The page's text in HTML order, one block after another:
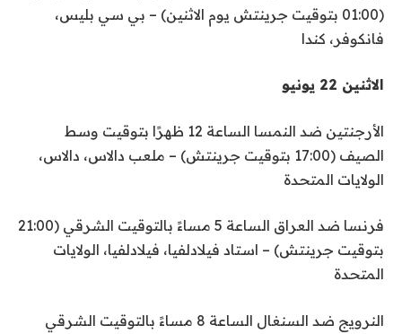
(01:00 بتوقيت جرينتش يوم الاثنين) – بي سي بليس،
فانكوفر، كندا
الاثنين 22 يونيو
الأرجنتين ضد النمسا الساعة 12 ظهرًا بتوقيت وسط
الصيف (17:00 بتوقيت جرينتش) – ملعب دالاس، دالاس،
الولايات المتحدة
فرنسا ضد العراق الساعة 5 مساءً بالتوقيت الشرقي (21:00
بتوقيت جرينتش) – استاد فيلادلفيا، فيلادلفيا، الولايات
المتحدة
النرويج ضد السنغال الساعة 8 مساءً بالتوقيت الشرقي